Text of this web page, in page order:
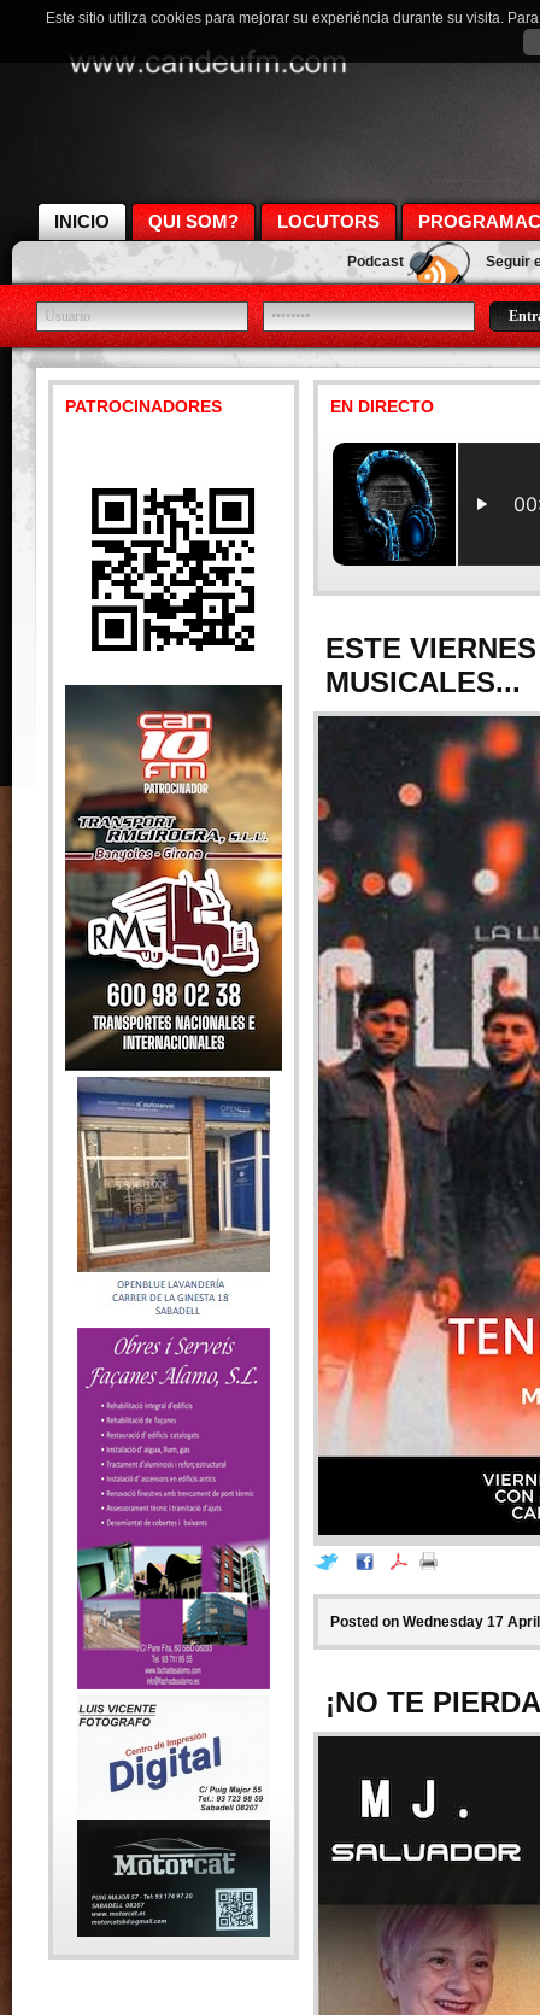
INICIO QUI SOM? LOCUTORS
Podcast Seguir
PATROCINADORES EN DIRECTO
ESTE
MUSICALES...
Posted on Wednesday 17
¡NO TE
Este sitio utiliza cookies para mejorar su experiéncia durante su visita.